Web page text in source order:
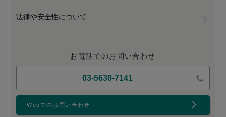
法律や安全性について
お電話でのお問い合わせ
03-5630-7141
Webでのお問い合わせ